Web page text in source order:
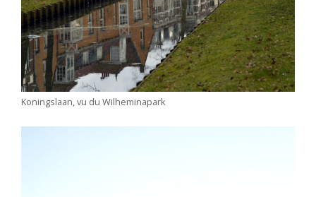
Koningslaan, vu du Wilheminapark